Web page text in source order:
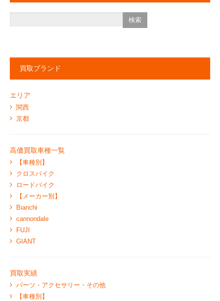
買取ブランド
エリア
関西
京都
高価買取車種一覧
【車種別】
クロスバイク
ロードバイク
【メーカー別】
Bianchi
cannondale
FUJI
GIANT
買取実績
パーツ・アクセサリー・その他
【車種別】